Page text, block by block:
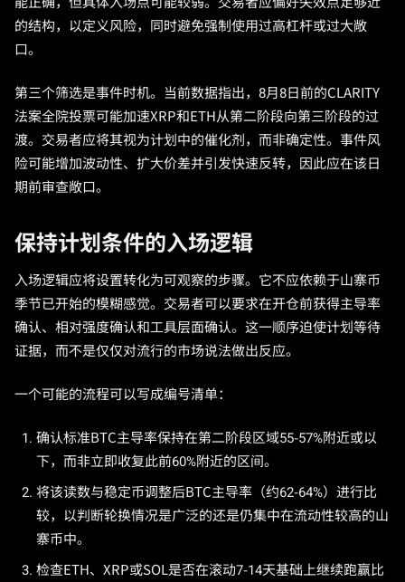
的结构，以定义风险，同时避免强制使用过高杠杆或过大敞
口。
第三个筛选是事件时机。当前数据指出，8月8日前的CLARITY
法案全院投票可能加速XRP和ETH从第二阶段向第三阶段的过
渡。交易者应将其视为计划中的催化剂，而非确定性。事件风
险可能增加波动性、扩大价差并引发快速反转，因此应在该日
期前审查敞口。
保持计划条件的入场逻辑
入场逻辑应将设置转化为可观察的步骤。它不应依赖于山寨币
季节已开始的模糊感觉。交易者可以要求在开仓前获得主导率
确认、相对强度确认和工具层面确认。这一顺序迫使计划等待
证据，而不是仅仅对流行的市场说法做出反应。
一个可能的流程可以写成编号清单：
确认标准BTC主导率保持在第二阶段区域55-57%附近或以
下，而非立即收复此前60%附近的区间。
将该读数与稳定币调整后BTC主导率（约62-64%）进行比
较，以判断轮换情况是广泛的还是仍集中在流动性较高的山
寨币中。
检查ETH、XRP或SOL是否在滚动7-14天基础上继续跑赢比